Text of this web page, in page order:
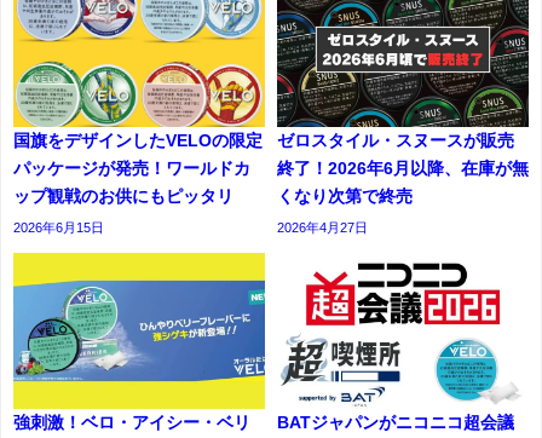
国旗をデザインしたVELOの限定
パッケージが発売！ワールドカ
ップ観戦のお供にもピッタリ
2026年6月15日
ゼロスタイル・スヌースが販売
終了！2026年6月以降、在庫が無
くなり次第で終売
2026年4月27日
強刺激！ベロ・アイシー・ベリ
BATジャパンがニコニコ超会議